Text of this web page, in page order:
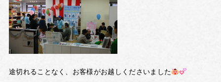
途切れることなく、お客様がお越しくださいました